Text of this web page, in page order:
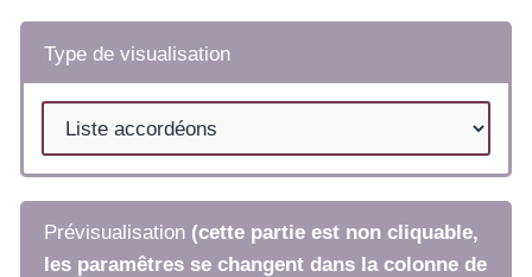
Type de visualisation
Prévisualisation (cette partie est non cliquable,
les paramêtres se changent dans la colonne de